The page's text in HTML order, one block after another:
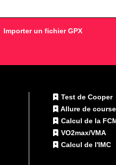
Importer un fichier GPX
Test de Cooper
Allure de course
Calcul de la
VO2max/VMA
Calcul de l'IMC